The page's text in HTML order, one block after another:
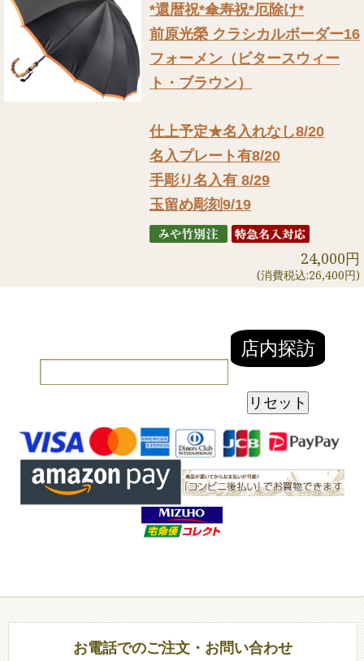
*還暦祝*傘寿祝*厄除け*
前原光榮 クラシカルボーダー16
フォーメン（ビタースウィー
ト・ブラウン）
仕上予定★名入れなし8/20
名入プレート有8/20
手彫り名入有 8/29
玉留め彫刻9/19
24,000円
(消費税込:26,400円)
お電話でのご注文・お問い合わせ